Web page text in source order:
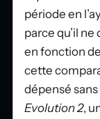
période en
parce qu’il ne
en fonction
cette
dépensé
Evolution 2,